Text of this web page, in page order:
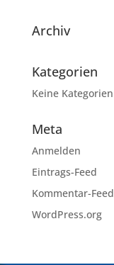
Archiv
Kategorien
Keine Kategorien
Meta
Anmelden
Eintrags-Feed
Kommentar-Feed
WordPress.org